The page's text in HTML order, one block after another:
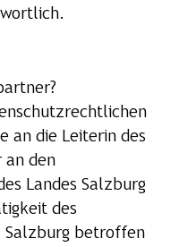
an die Leiterin des
an den
Landes Salzburg
des
Salzburg betroffen